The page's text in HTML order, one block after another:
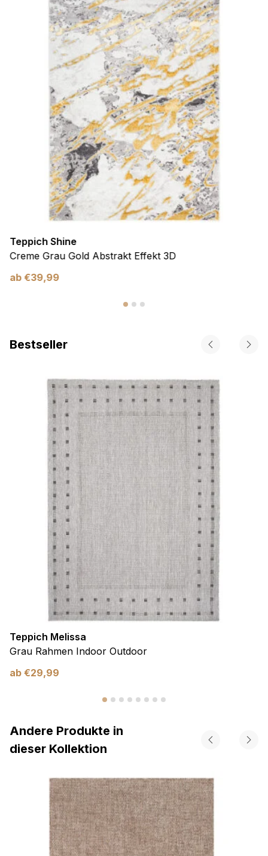
Teppich Shine
Creme Grau Gold Abstrakt Effekt 3D
ab €39,99
Bestseller
Teppich Melissa
Grau Rahmen Indoor Outdoor
ab €29,99
Andere Produkte in
dieser Kollektion